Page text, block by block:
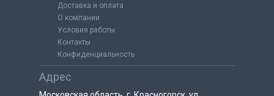
Доставка и оплата
О компании
Условия работы
Контакты
Конфиденциальность
Адрес